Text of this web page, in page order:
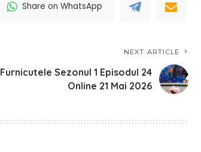
Share on WhatsApp
NEXT ARTICLE
Furnicutele Sezonul 1 Episodul 24
Online 21 Mai 2026